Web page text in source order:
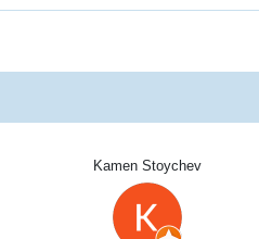
Kamen Stoychev